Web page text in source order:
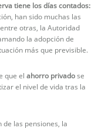
tiene los días contados:
han sido muchas las
otras, la Autoridad
la adopción de
más que previsible.
que el ahorro privadose
el nivel de vida tras la
las pensiones, la